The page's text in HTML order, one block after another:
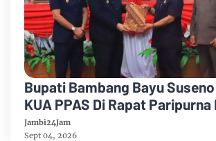
Bupati Bambang Bayu
KUA PPAS Di Rapat Paripurna
Muarojambi
Jambi24Jam
Sept 04, 2026